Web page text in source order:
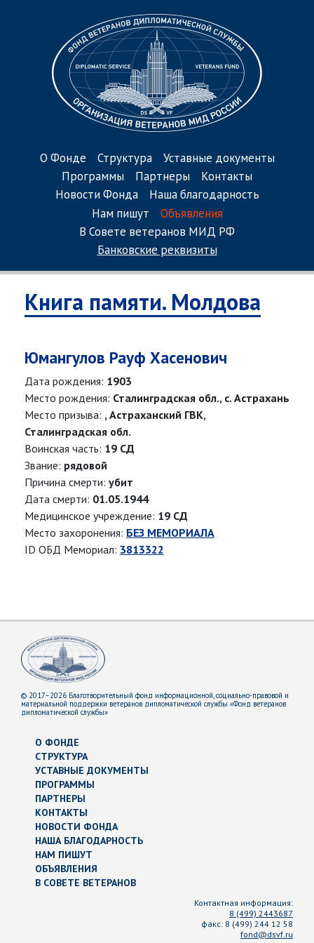
О Фонде Структура
Уставные документы
Программы
Партнеры
Контакты
Новости Фонда
Наша благодарность
Нам пишут
Объявления
В Совете ветеранов МИД РФ
Банковские реквизиты
Книга памяти. Молдова
Юмангулов Рауф Хасенович
Дата рождения: 1903
Место рождения: Сталинградская обл., с. Астрахань
Место призыва: , Астраханский ГВК,
Сталинградская обл.
Воинская часть: 19 СД
Звание: рядовой
Причина смерти: убит
Дата смерти: 01.05.1944
Медицинское учреждение: 19 СД
Место захоронения: БЕЗ МЕМОРИАЛА
ID ОБД Мемориал: 3813322
© 2017–2026 Благотворительный фонд информационной, социально-правовой и
материальной поддержки ветеранов дипломатической службы «Фонд ветеранов
дипломатической службы»
О ФОНДЕ
СТРУКТУРА
УСТАВНЫЕ ДОКУМЕНТЫ
ПРОГРАММЫ
ПАРТНЕРЫ
КОНТАКТЫ
НОВОСТИ ФОНДА
НАША БЛАГОДАРНОСТЬ
НАМ ПИШУТ
ОБЪЯВЛЕНИЯ
В СОВЕТЕ ВЕТЕРАНОВ
Контактная информация:
8 (499) 2443687
факс: 8 (499) 244 12 58
fond@dsvf.ru